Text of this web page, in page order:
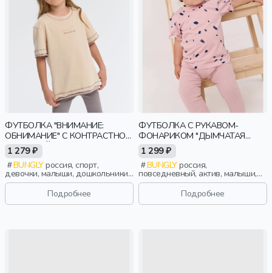
ФУТБОЛКА "ВНИМАНИЕ:
ОБНИМАНИЕ" С КОНТРАСТНОЙ
ОТДЕЛКОЙ
1 279 ₽
BUNGLYроссия, спорт,
девочки, малыши, дошкольники,
дети
Подробнее
ФУТБОЛКА С РУКАВОМ-
ФОНАРИКОМ "ДЫМЧАТАЯ
РОЗА" 0+
1 299 ₽
BUNGLYроссия,
повседневный, актив, малыши,
дети
Подробнее